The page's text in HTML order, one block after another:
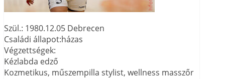
Szül.: 1980.12.05 Debrecen
Családi állapot:házas
Végzettségek:
Kézlabda edző
Kozmetikus, műszempilla stylist, wellness masszőr